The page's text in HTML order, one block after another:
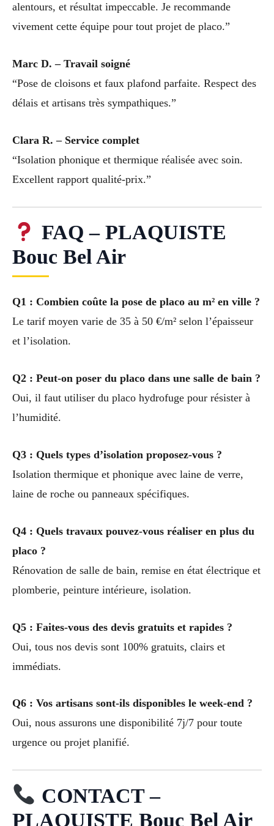
alentours, et résultat impeccable. Je recommande
vivement cette équipe pour tout projet de placo.”
Marc D. – Travail soigné
“Pose de cloisons et faux plafond parfaite. Respect des
délais et artisans très sympathiques.”
Clara R. – Service complet
“Isolation phonique et thermique réalisée avec soin.
Excellent rapport qualité-prix.”
FAQ – PLAQUISTE
Bouc Bel Air
Q1 : Combien coûte la pose de placo au m² en ville ?
Le tarif moyen varie de 35 à 50 €/m² selon l’épaisseur
et l’isolation.
Q2 : Peut-on poser du placo dans une salle de bain ?
Oui, il faut utiliser du placo hydrofuge pour résister à
l’humidité.
Q3 : Quels types d’isolation proposez-vous ?
Isolation thermique et phonique avec laine de verre,
laine de roche ou panneaux spécifiques.
Q4 : Quels travaux pouvez-vous réaliser en plus du
placo ?
Rénovation de salle de bain, remise en état électrique et
plomberie, peinture intérieure, isolation.
Q5 : Faites-vous des devis gratuits et rapides ?
Oui, tous nos devis sont 100% gratuits, clairs et
immédiats.
Q6 : Vos artisans sont-ils disponibles le week-end ?
Oui, nous assurons une disponibilité 7j/7 pour toute
urgence ou projet planifié.
CONTACT –
PLAQUISTE Bouc Bel Air